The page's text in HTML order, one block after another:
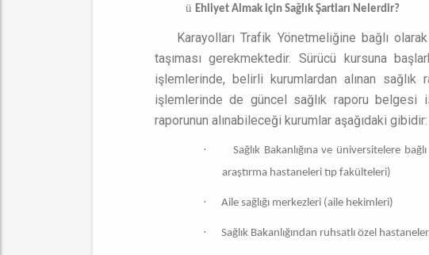
ü Ehliyet Almak için Sağlık Şartları Nelerdir?
Karayolları Trafik Yönetmeliğine bağlı
taşıması gerekmektedir. Sürücü kursuna
işlemlerinde, belirli kurumlardan alınan
işlemlerinde de güncel sağlık raporu belgesi
raporunun alınabileceği kurumlar aşağıdaki gibidir:
·
Sağlık Bakanlığına ve üniversitelere
araştırma hastaneleri tıp fakülteleri)
· Aile sağlığı merkezleri (aile hekimleri)
· Sağlık Bakanlığından ruhsatlı özel